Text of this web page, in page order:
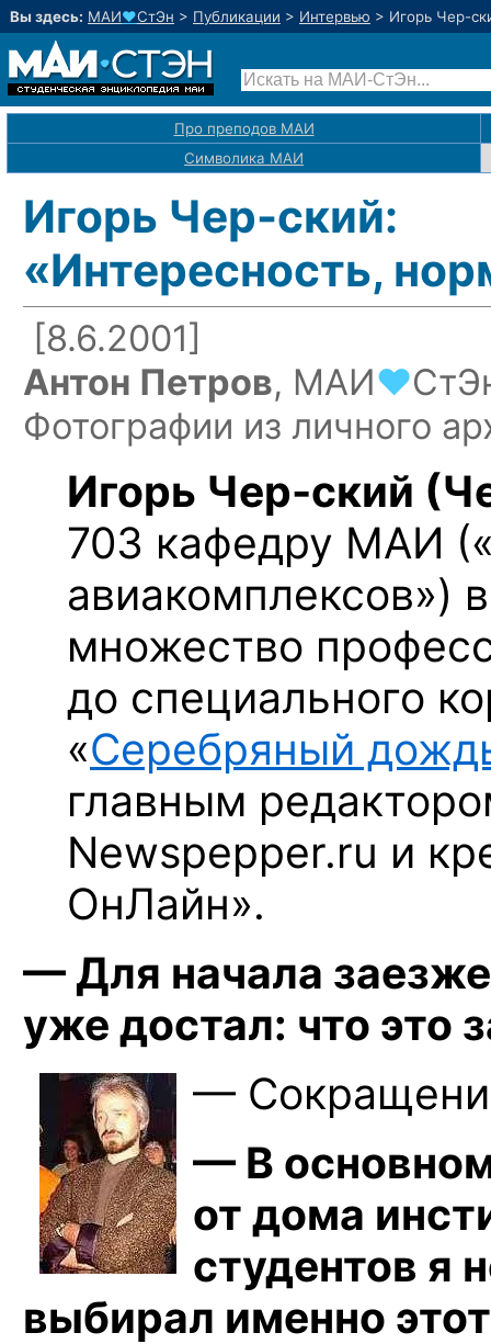
Вы здесь: МАИ♥СтЭн > Публикации > Интервью > Игорь Чер-
Про преподов МАИ
Символика МАИ
Игорь Чер-ский:
«Интересность,
[8.6.2001]
Антон Петров, МАИ♥
Фотографии из личного
Игорь Чер-ский
703 кафедру МАИ
авиакомплексов»)
множество
до специального
«Серебряный
главным
Newspepper.ru и
ОнЛайн».
— Для начала
уже достал: что это
—
— В
от дома
студентов я
выбирал именно